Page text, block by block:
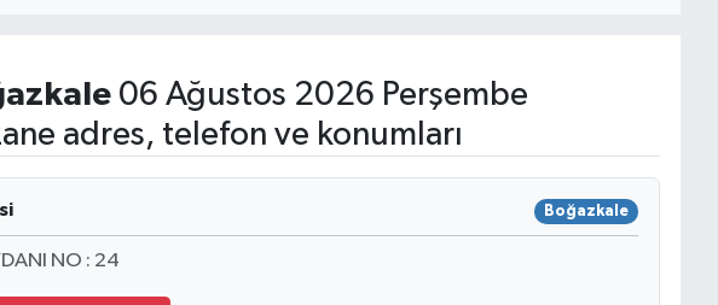
06 Ağustos 2026 Perşembe
adres, telefon ve konumları
Boğazkale
NO : 24